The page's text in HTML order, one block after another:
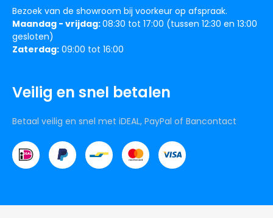
Bezoek van de showroom bij voorkeur op afspraak.
Maandag - vrijdag:08:30 tot 17:00 (tussen 12:30 en 13:00
gesloten)
Zaterdag: 09:00 tot 16:00
Veilig en snel betalen
Betaal veilig en snel met iDEAL, PayPal of Bancontact